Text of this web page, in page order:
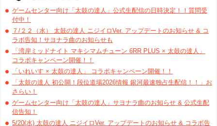
ゲームセンター向け「太鼓の達人」公式生配信の日時決定！！質問受
付中！
７/２２（水） 太鼓の達人 ニジイロVer. アップデートのお知らせ & コ
ラボ告知！サヨナラ曲のお知らせも
「湾岸ミッドナイト マキシマムチューン 6RR PLUS × 太鼓の達人」
コラボキャンペーン開催！！
「いれいす × 太鼓の達人」 コラボキャンペーン開催！！
「太鼓の達人 初公開！段位道場2026情報 銀河最速独占生配信！！」お
さらい！
ゲームセンター向け「太鼓の達人」サヨナラ曲のお知らせ & 公式生配
信告知！
5/20(水) 太鼓の達人 ニジイロVer. アップデートのお知らせ & コラボ告